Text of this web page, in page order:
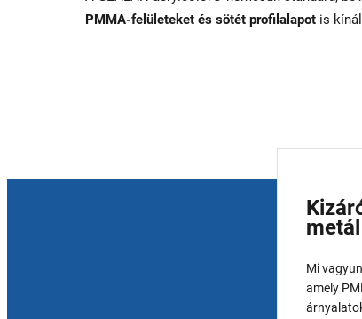
PMMA-felületeket és sötét profilalapot is
Mi
amely